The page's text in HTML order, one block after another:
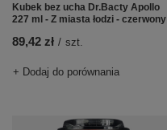
Kubek bez ucha Dr.Bacty Apollo
227 ml - Z miasta łodzi - czerwony
89,42 zł / szt.
+ Dodaj do porównania